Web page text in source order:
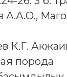
А.А.О.,
К.Г.
порода